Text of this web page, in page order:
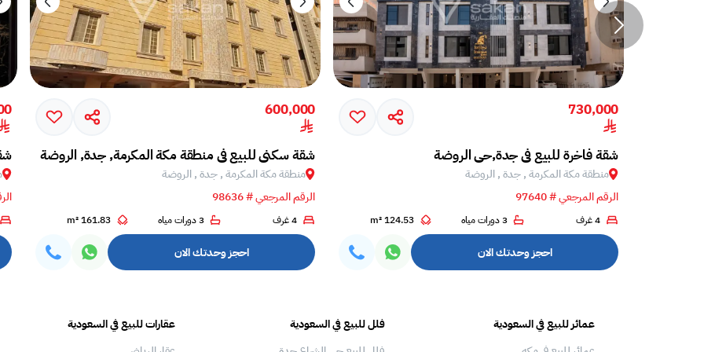
730,000
شقة فاخرة للبيع في جدة,حي الروضة
منطقة مكة المكرمة , جدة , الروضة
الرقم المرجعي # 97640
4 غرف 3 دورات مياه 124.53 m²
احجز وحدتك الان
600,000
شقة سكني للبيع في منطقة مكة المكرمة, جدة, الروضة
منطقة مكة المكرمة , جدة , الروضة
الرقم المرجعي # 98636
4 غرف 3 دورات مياه 161.83 m²
احجز وحدتك الان
عمائر للبيع في السعودية
فلل للبيع في السعودية
عقارات للبيع في السعودية